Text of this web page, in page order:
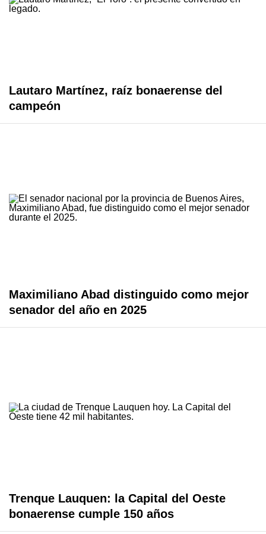
Lautaro Martínez, raíz bonaerense del
campeón
Maximiliano Abad distinguido como mejor
senador del año en 2025
Trenque Lauquen: la Capital del Oeste
bonaerense cumple 150 años